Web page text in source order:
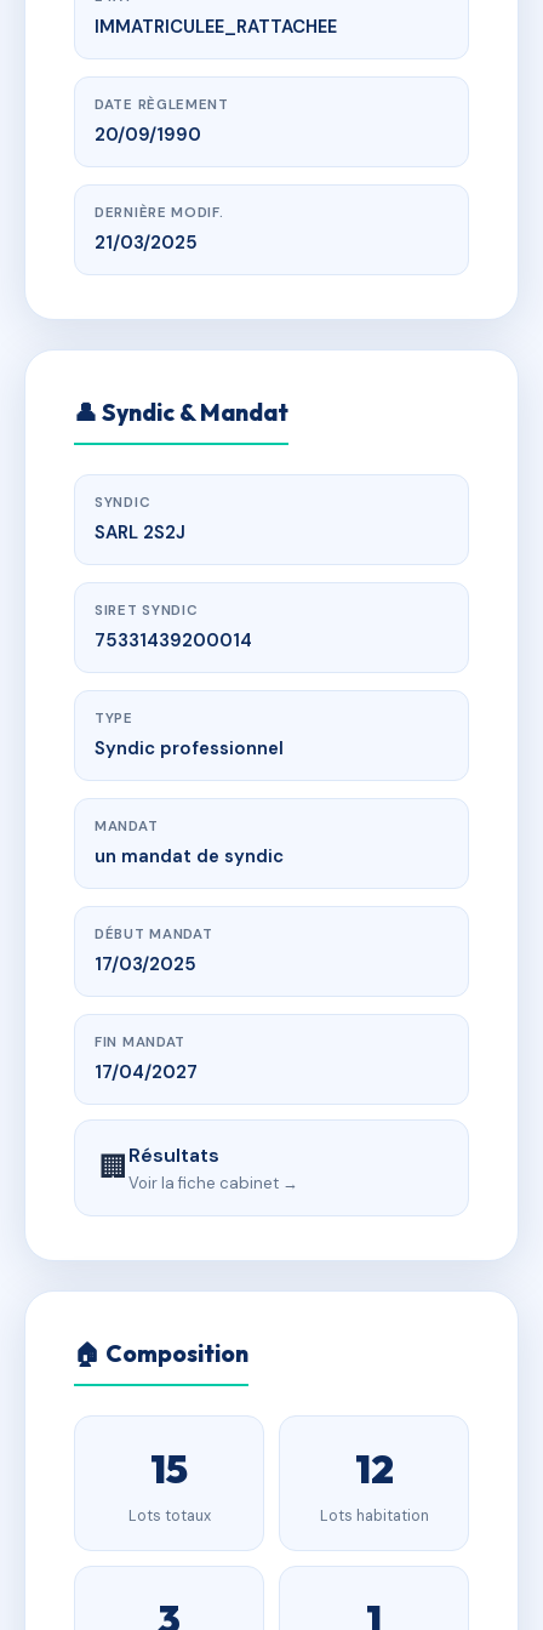
www.vme.plus/AC6383798
LES CARLINES
LES REYS, CHEMIN DES COVES
IMMATRICULEE_RATTACHEE
DATE RÈGLEMENT
20/09/1990
DERNIÈRE MODIF.
21/03/2025
👤 Syndic & Mandat
SYNDIC
SARL 2S2J
SIRET SYNDIC
75331439200014
TYPE
Syndic professionnel
MANDAT
un mandat de syndic
DÉBUT MANDAT
17/03/2025
FIN MANDAT
17/04/2027
🏢Résultats
Voir la fiche cabinet →
🏠 Composition
15
Lots totaux
12
Lots habitation
3 1